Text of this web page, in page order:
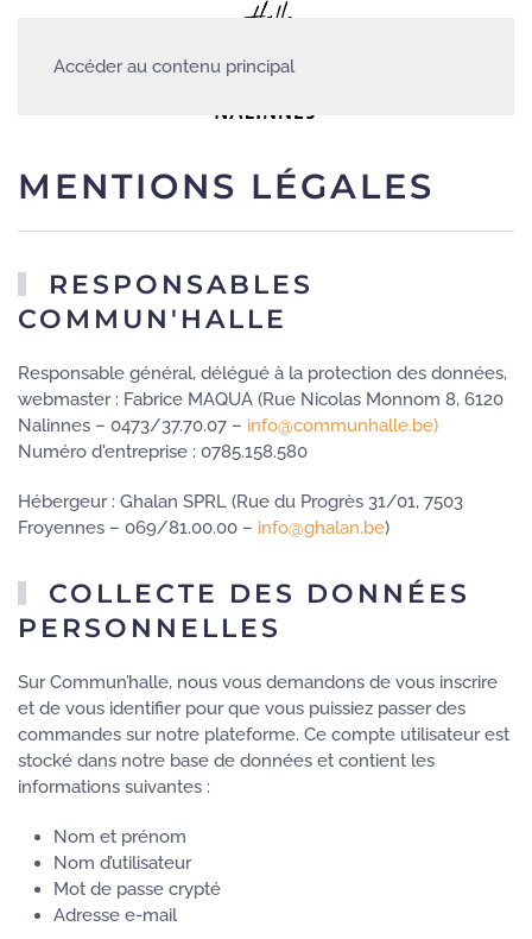
Accéder au contenu principal
MENTIONS LÉGALES
RESPONSABLES
COMMUN'HALLE
Responsable général, délégué à la protection des données,
webmaster : Fabrice MAQUA (Rue Nicolas Monnom 8, 6120
Nalinnes – 0473/37.70.07 – info@communhalle.be)
Numéro d'entreprise : 0785.158.580
Hébergeur : Ghalan SPRL (Rue du Progrès 31/01, 7503
Froyennes – 069/81.00.00 – info@ghalan.be)
COLLECTE DES DONNÉES
PERSONNELLES
Sur Commun’halle, nous vous demandons de vous inscrire
et de vous identifier pour que vous puissiez passer des
commandes sur notre plateforme. Ce compte utilisateur est
stocké dans notre base de données et contient les
informations suivantes :
Nom et prénom
Nom d’utilisateur
Mot de passe crypté
Adresse e-mail